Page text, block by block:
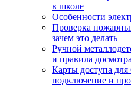
в школе
Особенности
Проверка
зачем это делать
Ручной
и правила досмотра
Карты доступа
подключение и